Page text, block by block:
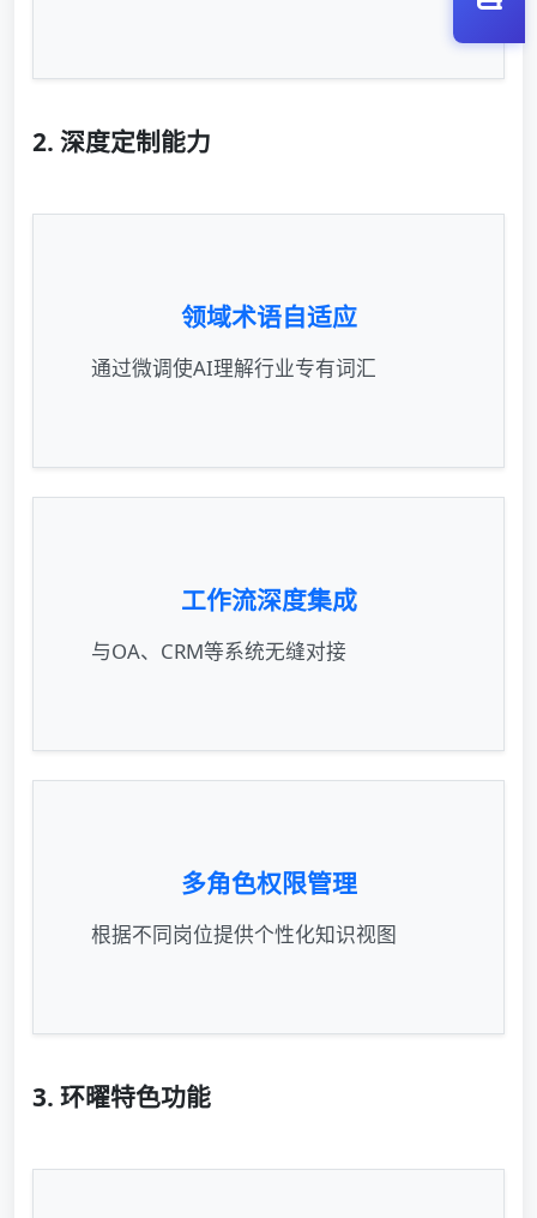
2. 深度定制能力
领域术语自适应
通过微调使AI理解行业专有词汇
工作流深度集成
与OA、CRM等系统无缝对接
多角色权限管理
根据不同岗位提供个性化知识视图
3. 环曜特色功能